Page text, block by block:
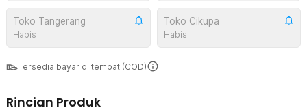
Toko Tangerang
Habis
Toko Cikupa
Habis
Tersedia bayar di tempat (COD)
Rincian Produk